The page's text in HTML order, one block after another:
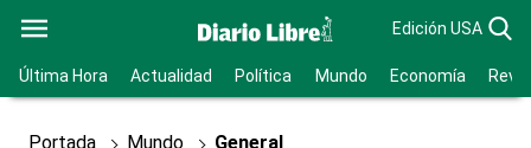
Edición USA
Última Hora Actualidad Política Mundo Economía
Portada Mundo General